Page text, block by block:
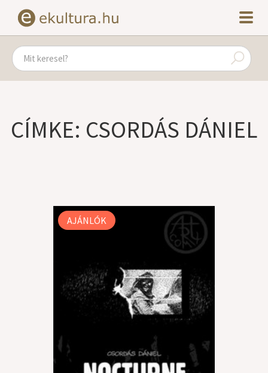
CÍMKE: CSORDÁS DÁNIEL
AJÁNLÓK